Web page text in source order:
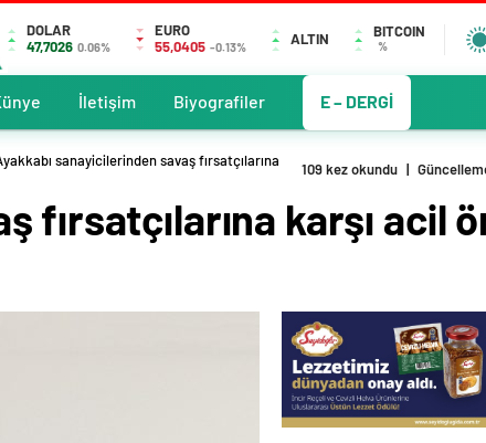
DOLAR
47,7026 0.06%
EURO
55,0405 -0.13% ALTIN BITCOIN
%
İletişim Biyografiler E – DERGİ
sanayicilerinden savaş fırsatçılarına
109 kez okundu |
fırsatçılarına karşı acil